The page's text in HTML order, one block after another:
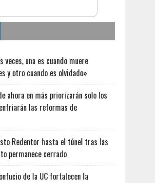
veces, una es cuando muere
y otro cuando es olvidado»
ahora en más priorizarán solo los
las reformas de
Redentor hasta el túnel tras las
permanece cerrado
de la UC fortalecen la